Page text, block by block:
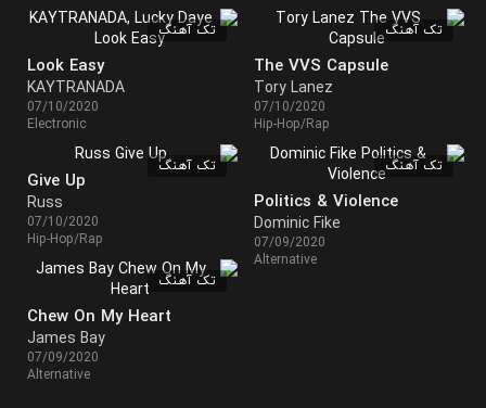
تک آهنگ
The VVS Capsule
Tory Lanez
07/10/2020
Hip-Hop/Rap
تک آهنگ
Look Easy
KAYTRANADA
07/10/2020
Electronic
تک آهنگ
Politics & Violence
Dominic Fike
07/09/2020
Alternative
تک آهنگ
Give Up
Russ
07/10/2020
Hip-Hop/Rap
تک آهنگ
Chew On My Heart
James Bay
07/09/2020
Alternative